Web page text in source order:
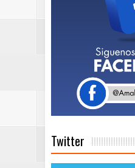
Twitter